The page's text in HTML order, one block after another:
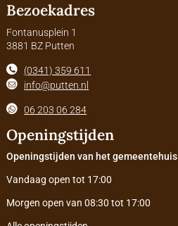
Bezoekadres
Fontanusplein 1
3881 BZ Putten
(0341) 359 611
info@putten.nl
06 203 06 284
Openingstijden
Openingstijden van het gemeentehuis
Vandaag open tot 17:00
Morgen open van 08:30 tot 17:00